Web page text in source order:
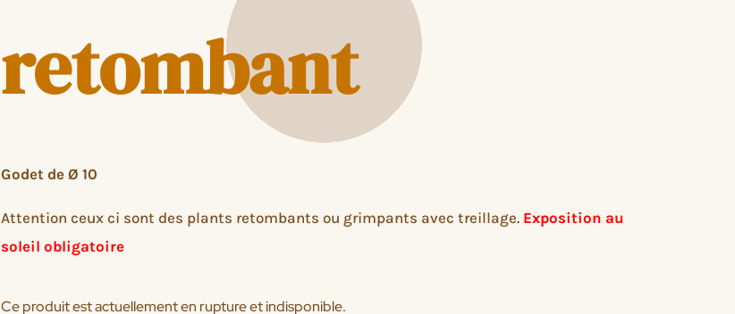
retombant
Godet de Ø 10
Attention ceux ci sont des plants retombants ou grimpants avec treillage. Exposition au
soleil obligatoire
Ce produit est actuellement en rupture et indisponible.